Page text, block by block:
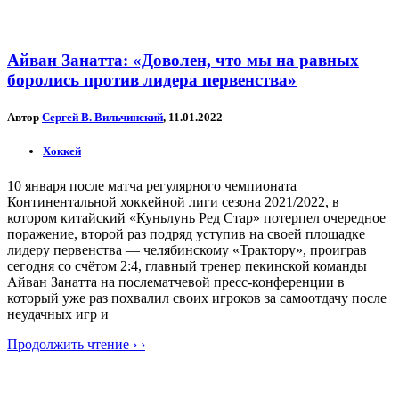
Айван Занатта: «Доволен, что мы на равных
боролись против лидера первенства»
Автор Сергей В. Вильчинский, 11.01.2022
Хоккей
10 января после матча регулярного чемпионата
Континентальной хоккейной лиги сезона 2021/2022, в
котором китайский «Куньлунь Ред Стар» потерпел очередное
поражение, второй раз подряд уступив на своей площадке
лидеру первенства — челябинскому «Трактору», проиграв
сегодня со счётом 2:4, главный тренер пекинской команды
Айван Занатта на послематчевой пресс-конференции в
который уже раз похвалил своих игроков за самоотдачу после
неудачных игр и
Продолжить чтение › ›